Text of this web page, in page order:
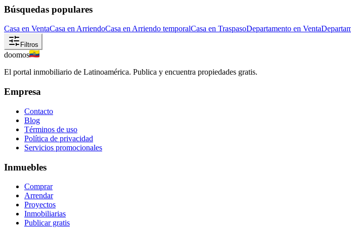
Búsquedas populares
Casa en VentaCasa en ArriendoCasa en Arriendo temporalCasa en TraspasoDepartamento en Venta
Filtros
doomos
El portal inmobiliario de Latinoamérica. Publica y encuentra propiedades gratis.
Empresa
Contacto
Blog
Términos de uso
Política de privacidad
Servicios promocionales
Inmuebles
Comprar
Arrendar
Proyectos
Inmobiliarias
Publicar gratis